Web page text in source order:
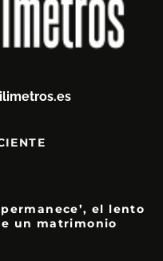
el lento
un matrimonio